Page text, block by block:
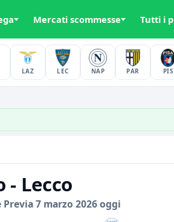
Mercati scommesse Tutti i
LAZ LEC NAP PAR PIS
Lecco
7 marzo 2026 oggi